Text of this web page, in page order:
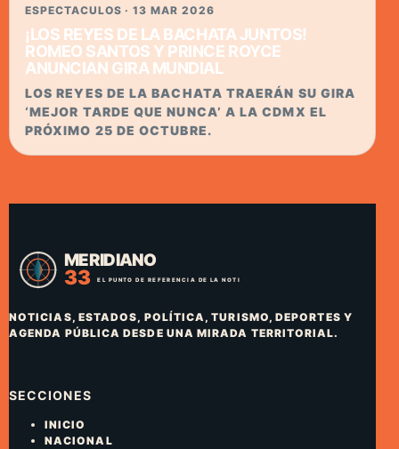
ESPECTACULOS · 13 MAR 2026
¡LOS REYES DE LA BACHATA JUNTOS!
ROMEO SANTOS Y PRINCE ROYCE
ANUNCIAN GIRA MUNDIAL
LOS REYES DE LA BACHATA TRAERÁN SU GIRA
‘MEJOR TARDE QUE NUNCA’ A LA CDMX EL
PRÓXIMO 25 DE OCTUBRE.
NOTICIAS, ESTADOS, POLÍTICA, TURISMO, DEPORTES Y
AGENDA PÚBLICA DESDE UNA MIRADA TERRITORIAL.
SECCIONES
INICIO
NACIONAL